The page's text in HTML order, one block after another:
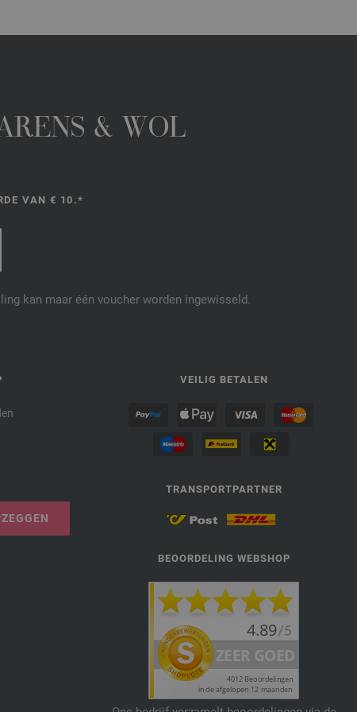
& WOL
VAN € 10.*
kan maar één voucher worden ingewisseld.
VEILIG BETALEN
TRANSPORTPARTNER
BEOORDELING WEBSHOP